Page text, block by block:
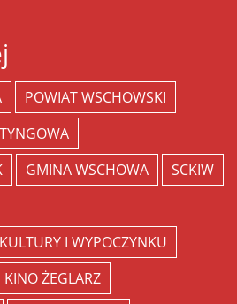
POWIAT WSCHOWSKI
GMINA WSCHOWA
SCKIW
I WYPOCZYNKU
KINO ŻEGLARZ